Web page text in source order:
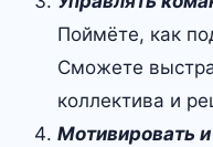
Поймёте, как
Сможете
коллектива и
Мотивировать